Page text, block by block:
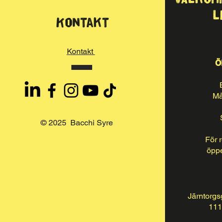
Kontakt
Kontakt
© 2025 Bacchi Syre
För